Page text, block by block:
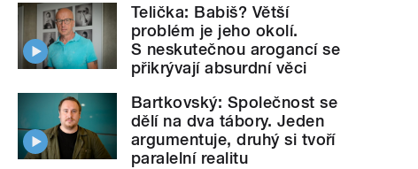
Telička: Babiš? Větší
problém je jeho okolí.
S neskutečnou arogancí se
přikrývají absurdní věci
Bartkovský: Společnost se
dělí na dva tábory. Jeden
argumentuje, druhý si tvoří
paralelní realitu